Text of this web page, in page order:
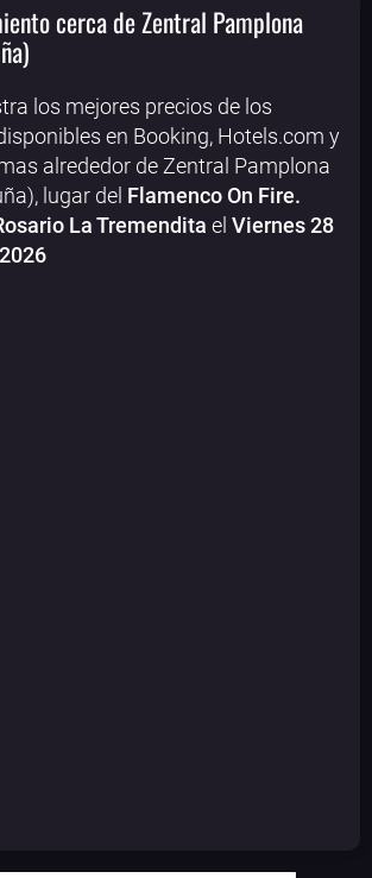
cerca de Zentral Pamplona
los mejores precios de los
en Booking, Hotels.com y
alrededor de Zentral Pamplona
lugar del Flamenco On Fire.
La Tremendita el Viernes 28